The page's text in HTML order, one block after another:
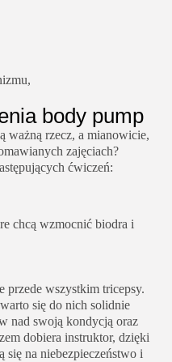
body pump
ważną rzecz, a mianowicie,
zajęciach?
ćwiczeń:
chcą wzmocnić biodra i
przede wszystkim tricepsy.
się do nich solidnie
nad swoją kondycją oraz
dobiera instruktor, dzięki
się na niebezpieczeństwo i